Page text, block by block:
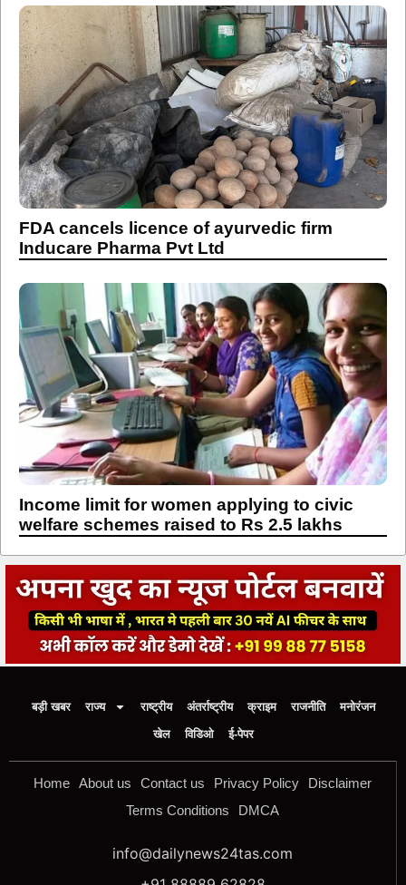
FDA cancels licence of ayurvedic firm
Inducare Pharma Pvt Ltd
Income limit for women applying to civic
welfare schemes raised to Rs 2.5 lakhs
बड़ी खबर राज्य राष्ट्रीय अंतर्राष्ट्रीय क्राइम राजनीति
मनोरंजन
खेल
विडिओ ई-पेपर
Home About us Contact us Privacy Policy
Disclaimer
Terms Conditions
DMCA
info@dailynews24tas.com